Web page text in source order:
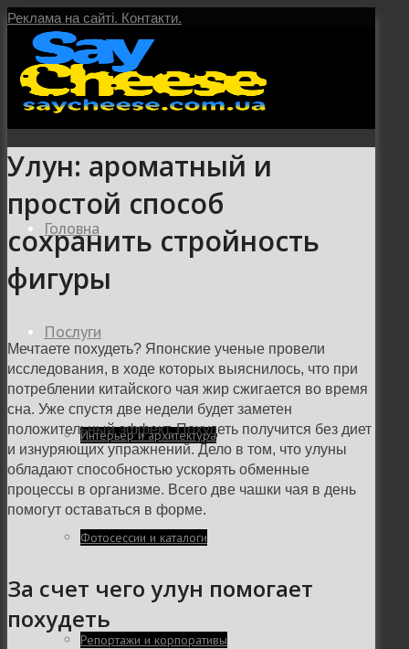
Реклама на сайті. Контакти.
Головна
Послуги
Интерьер и архитектура
Фотосессии и каталоги
Репортажи и корпоративы
Улун: ароматный и
простой способ
сохранить стройность
фигуры
Мечтаете похудеть? Японские ученые провели
исследования, в ходе которых выяснилось, что при
потреблении китайского чая жир сжигается во время
сна. Уже спустя две недели будет заметен
положительный эффект. Похудеть получится без диет
и изнуряющих упражнений. Дело в том, что улуны
обладают способностью ускорять обменные
процессы в организме. Всего две чашки чая в день
помогут оставаться в форме.
За счет чего улун помогает
похудеть